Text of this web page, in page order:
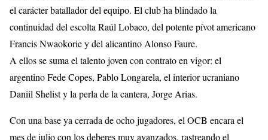
el carácter batallador del equipo. El club ha blindado la
continuidad del escolta Raúl Lobaco, del potente pívot americano
Francis Nwaokorie y del alicantino Alonso Faure.
​A ellos se suma el talento joven con contrato en vigor: el
argentino Fede Copes, Pablo Longarela, el interior ucraniano
Daniil Shelist y la perla de la cantera, Jorge Arias.
Con una base ya cerrada de ocho jugadores, el OCB encara el
mes de julio con los deberes muy avanzados, rastreando el